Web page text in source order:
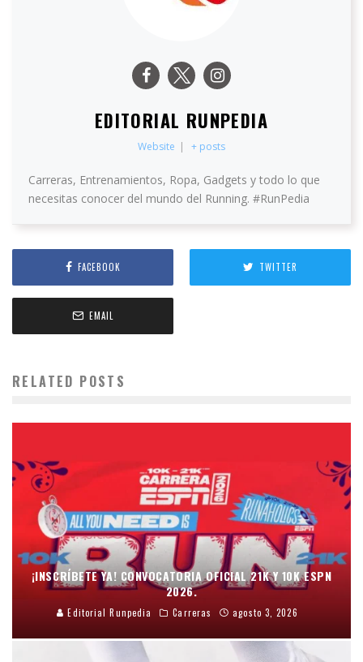
EDITORIAL RUNPEDIA
Website | + posts
Carreras, Entrenamientos, Ropa, Gadgets y todo lo que
necesitas conocer del mundo del Running. #RunPedia
FACEBOOK TWITTER
EMAIL
RELATED POSTS
¡INSCRÍBETE YA! CONVOCATORIA OFICIAL 21K Y 10K ESPN
2026.
Editorial Runpedia Carreras agosto 3, 2026